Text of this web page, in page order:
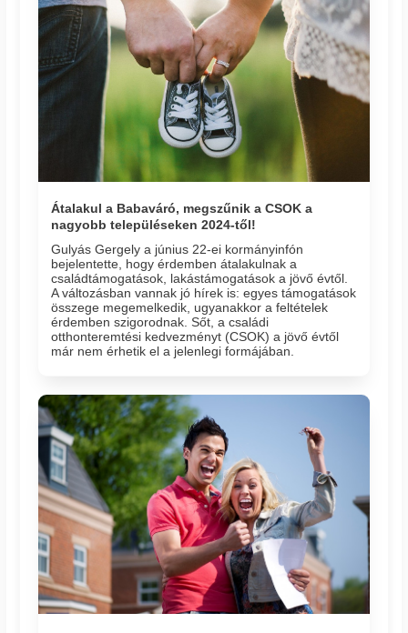
Átalakul a Babaváró, megszűnik a CSOK a
nagyobb településeken 2024-től!
Gulyás Gergely a június 22-ei kormányinfón
bejelentette, hogy érdemben átalakulnak a
családtámogatások, lakástámogatások a jövő évtől.
A változásban vannak jó hírek is: egyes támogatások
összege megemelkedik, ugyanakkor a feltételek
érdemben szigorodnak. Sőt, a családi
otthonteremtési kedvezményt (CSOK) a jövő évtől
már nem érhetik el a jelenlegi formájában.